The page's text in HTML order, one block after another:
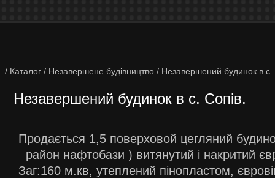
/ Каталог / Незавершене будівництво / Незавершений будинок в c.
Незавершений будинок в c. Сопів.
Продається 1,5 поверховой цегляний
район нафтобази ) витянутий і накритий
Заг:160 м.кв, утеплений пінопластом,